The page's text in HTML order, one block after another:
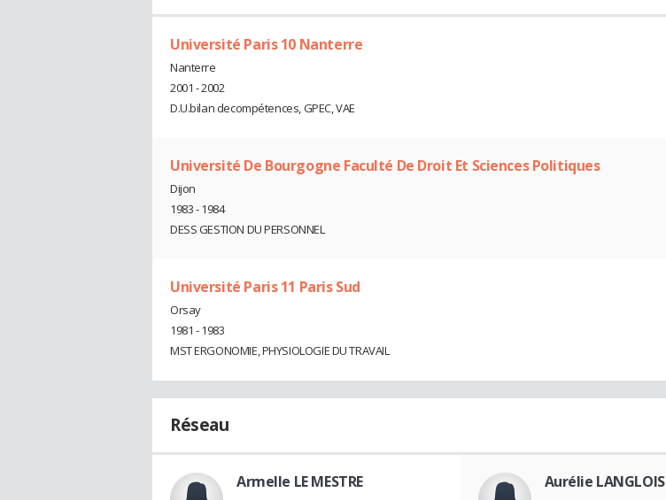
Université Paris 10 Nanterre
Nanterre
2001 - 2002
D.U.bilan decompétences, GPEC, VAE
Université De Bourgogne Faculté De Droit Et Sciences Politiques
Dijon
1983 - 1984
DESS GESTION DU PERSONNEL
Université Paris 11 Paris Sud
Orsay
1981 - 1983
MST ERGONOMIE, PHYSIOLOGIE DU TRAVAIL
Réseau
Armelle LE MESTRE Aurélie LANGLOIS